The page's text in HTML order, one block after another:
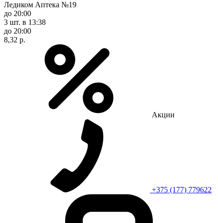
Ледиком Аптека №19
до 20:00
3 шт. в 13:38
до 20:00
8,32 р.
Акции
+375 (177) 779622